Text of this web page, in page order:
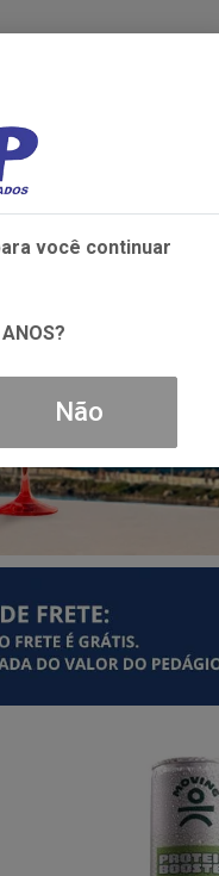
você continuar
Não